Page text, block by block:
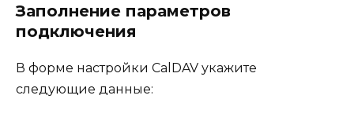
Заполнение параметров
подключения
В форме настройки CalDAV укажите
следующие данные: